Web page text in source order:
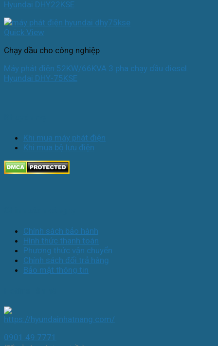
Hyundai DHY22KSE
Quick View
Chạy dầu cho công nghiệp
Máy phát điện 52KW/66KVA 3 pha chạy dầu diesel.
Hyundai DHY-75KSE
Khi mua máy phát điện
Khi mua bộ lưu điện
Chính sách bảo hành
Hình thức thanh toán
Phương thức vận chuyển
Chính sách đổi trả hàng
Bảo mật thông tin
0901.49.7771